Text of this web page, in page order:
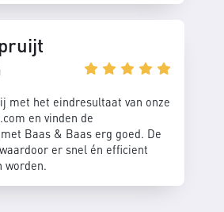
met het eindresultaat van onze
en vinden de
Baas & Baas erg goed. De
er snel én efficient
worden.